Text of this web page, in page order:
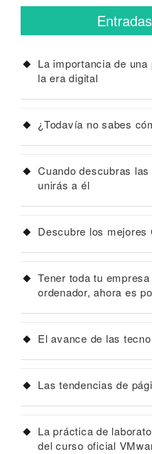
La importancia de
la era digital
¿Todavía no sabes
Cuando descubras
unirás a él
Descubre los mejores
Tener toda tu
ordenador, ahora es
El avance de las
Las tendencias de
La práctica de
del curso oficial